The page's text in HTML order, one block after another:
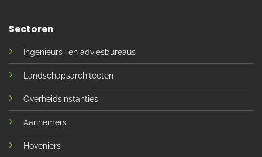
Sectoren
Ingenieurs- en adviesbureaus
Landschapsarchitecten
Overheidsinstanties
Aannemers
Hoveniers